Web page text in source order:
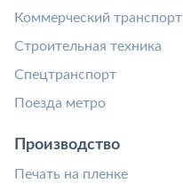
Коммерческий транспорт
Строительная техника
Спецтранспорт
Поезда метро
Производство
Печать на пленке